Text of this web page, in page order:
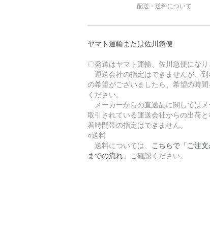
配送・送料について
ヤマト運輸または佐川急便
〇発送はヤマト運輸、佐川急便になり
運送会社の指定はできませんが、到
の希望がございましたら、希望の時
ください。
メーカーからの直送品に関しては
取引されている運送会社からの出荷
着時間帯の指定はできません。
○送料
送料については、 こちらで「ご注
までの流れ」 ご確認ください。